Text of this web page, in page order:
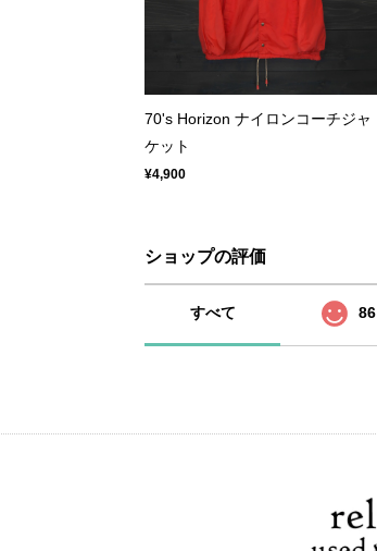
70's Horizon ナイロンコーチジャ
ケット
¥4,900
ショップの評価
すべて 86